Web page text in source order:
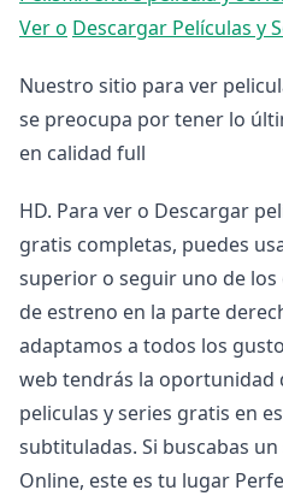
Ver o Descargar Películas y
Nuestro sitio para ver
se preocupa por tener lo
en calidad full
HD. Para ver o Descargar
gratis completas, puedes
superior o seguir uno de los
de estreno en la parte
adaptamos a todos los
web tendrás la oportunidad
peliculas y series gratis en
subtituladas. Si buscabas
Online, este es tu lugar